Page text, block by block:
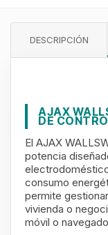
DESCRIPCIÓN
AJAX
DE
El AJAX
potencia
consumo
permite
vivienda o
móvil o